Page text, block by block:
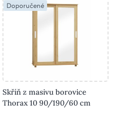
Doporučené
Skříň z masivu borovice
Thorax 10 90/190/60 cm